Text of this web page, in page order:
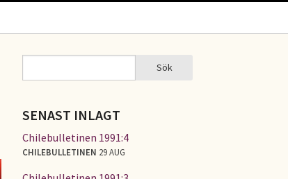
SÖKFORMULÄR Sök
SENAST INLAGT
Chilebulletinen 1991:4
CHILEBULLETINEN 29 AUG